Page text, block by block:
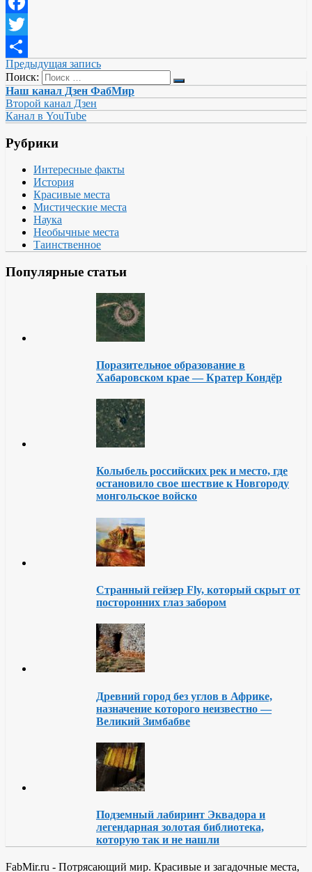
Facebook
Twitter
Отправить
Предыдущая запись
Поиск:
Наш канал Дзен ФабМир
Второй канал Дзен
Канал в YouTube
Рубрики
Интересные факты
История
Красивые места
Мистические места
Наука
Необычные места
Таинственное
Популярные статьи
Поразительное образование в
Хабаровском крае — Кратер Кондёр
Колыбель российских рек и место, где
остановило свое шествие к Новгороду
монгольское войско
Странный гейзер Fly, который скрыт от
посторонних глаз забором
Древний город без углов в Африке,
назначение которого неизвестно —
Великий Зимбабве
Подземный лабиринт Эквадора и
легендарная золотая библиотека,
которую так и не нашли
FabMir.ru - Потрясающий мир. Красивые и загадочные места,